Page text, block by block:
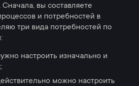
вы составляете
и потребностей в
три вида потребностей по
настроить изначально и
можно настроить